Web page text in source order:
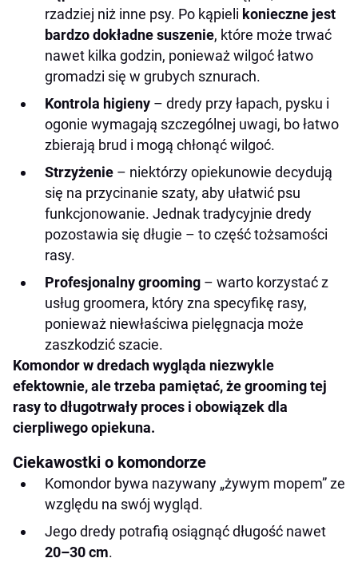
rzadziej niż inne psy. Po kąpieli konieczne jest
bardzo dokładne suszenie, które może trwać
nawet kilka godzin, ponieważ wilgoć łatwo
gromadzi się w grubych sznurach.
Kontrola higieny – dredy przy łapach, pysku i
ogonie wymagają szczególnej uwagi, bo łatwo
zbierają brud i mogą chłonąć wilgoć.
Strzyżenie – niektórzy opiekunowie decydują
się na przycinanie szaty, aby ułatwić psu
funkcjonowanie. Jednak tradycyjnie dredy
pozostawia się długie – to część tożsamości
rasy.
Profesjonalny grooming – warto korzystać z
usług groomera, który zna specyfikę rasy,
ponieważ niewłaściwa pielęgnacja może
zaszkodzić szacie.
Komondor w dredach wygląda niezwykle
efektownie, ale trzeba pamiętać, że grooming tej
rasy to długotrwały proces i obowiązek dla
cierpliwego opiekuna.
Ciekawostki o komondorze
Komondor bywa nazywany „żywym mopem” ze
względu na swój wygląd.
Jego dredy potrafią osiągnąć długość nawet
20–30 cm.